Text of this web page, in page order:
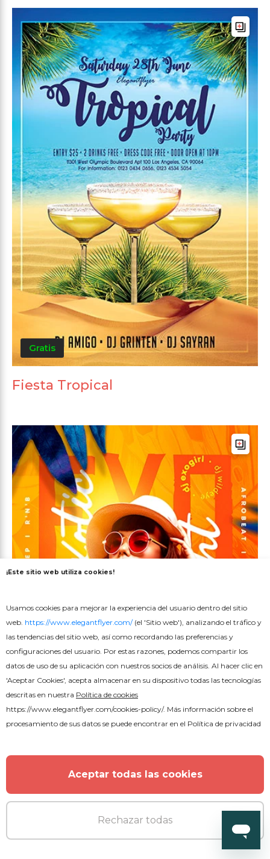
Gratis
Fiesta Tropical
Noche Exótica
¡Este sitio web utiliza cookies!
Usamos cookies para mejorar la experiencia del usuario dentro del sitio
web. https://www.elegantflyer.com/(el 'Sitio web'), analizando el tráfico y
las tendencias del sitio web, así como recordando las preferencias y
configuraciones del usuario. Por estas razones, podemos compartir los
datos de uso de su aplicación con nuestros socios de análisis. Al hacer clic en
'Aceptar Cookies', acepta almacenar en su dispositivo todas las tecnologías
descritas en nuestra Política de cookies
https://www.elegantflyer.com/cookies-policy/. Más información sobre el
procesamiento de sus datos se puede encontrar en el Política de privacidad
Aceptar todas las cookies
Rechazar todas